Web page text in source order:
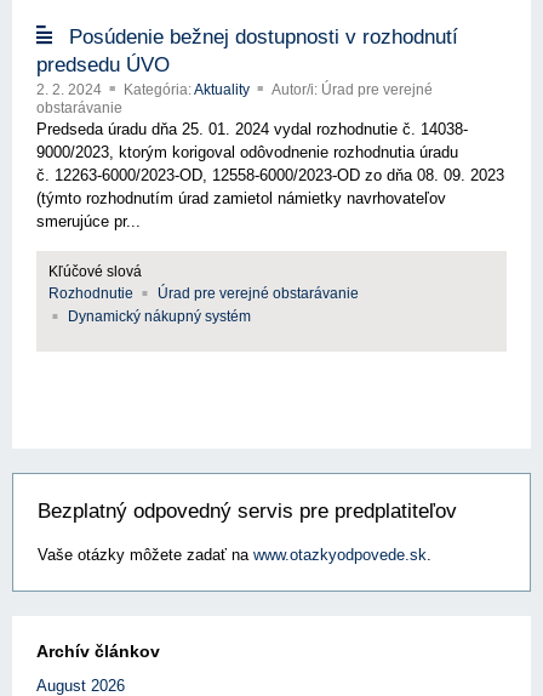
Posúdenie bežnej dostupnosti v rozhodnutí
predsedu ÚVO
2. 2. 2024 Kategória:Aktuality
Autor/i: Úrad pre verejné
obstarávanie
Predseda úradu dňa 25. 01. 2024 vydal rozhodnutie č. 14038-
9000/2023, ktorým korigoval odôvodnenie rozhodnutia úradu
č. 12263-6000/2023-OD, 12558-6000/2023-OD zo dňa 08. 09. 2023
(týmto rozhodnutím úrad zamietol námietky navrhovateľov
smerujúce pr...
Kľúčové slová
Rozhodnutie
Úrad pre verejné obstarávanie
Dynamický nákupný systém
Bezplatný odpovedný servis pre predplatiteľov
Vaše otázky môžete zadať na www.otazkyodpovede.sk.
Archív článkov
August 2026